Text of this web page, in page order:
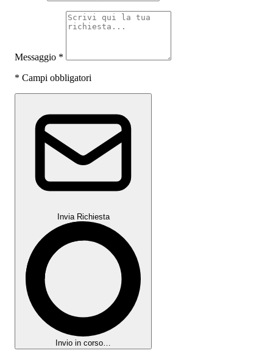
Messaggio *
* Campi obbligatori
Invia Richiesta
Invio in corso…